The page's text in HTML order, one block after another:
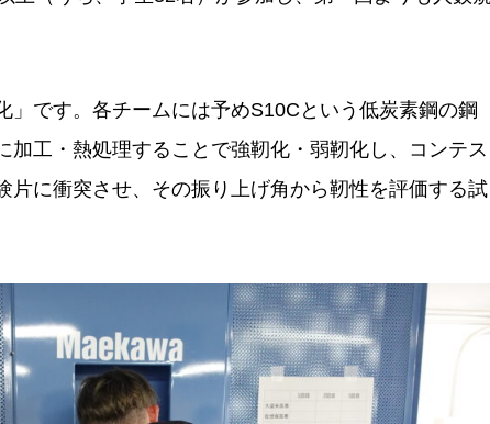
です。各チームには予めS10Cという低炭素鋼の鋼
工・熱処理することで強靭化・弱靭化し、コンテス
片に衝突させ、その振り上げ角から靭性を評価する試